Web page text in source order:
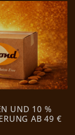
UND 10 %
AB 49 €